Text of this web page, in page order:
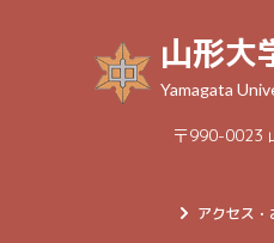
山形大
Yamagata
〒990-0023
アクセス・